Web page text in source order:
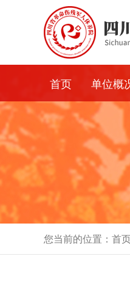
首页 单位概
单位
文化建
单位特
您当前的位置： 首